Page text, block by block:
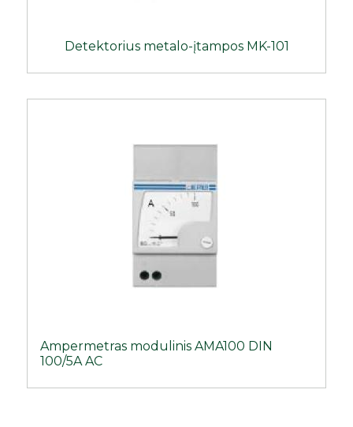
Detektorius metalo-įtampos MK-101
Ampermetras modulinis AMA100 DIN
100/5A AC